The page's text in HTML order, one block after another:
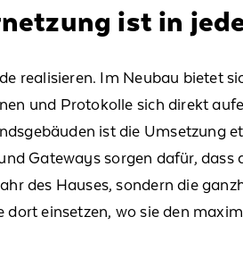
ist in
realisieren. Im Neubau bietet
und Protokolle sich direkt
ist die Umsetzung
Gateways sorgen dafür,
des Hauses, sondern die
einsetzen, wo sie den